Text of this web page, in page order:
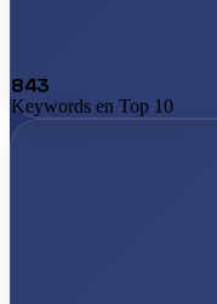
843
Keywords en Top 10